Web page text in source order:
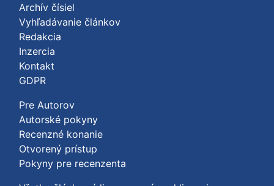
Archív čísiel
Vyhľadávanie článkov
Redakcia
Inzercia
Kontakt
GDPR
Pre Autorov
Autorské pokyny
Recenzné konanie
Otvorený prístup
Pokyny pre recenzenta